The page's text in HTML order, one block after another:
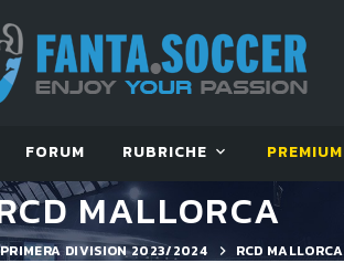
FORUM RUBRICHE PREMIUM
MALLORCA
PRIMERA DIVISION 2023/2024 RCD MALLORCA